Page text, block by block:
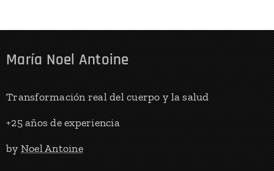
María Noel Antoine
Transformación real del cuerpo y la salud
+25 años de experiencia
byNoel Antoine